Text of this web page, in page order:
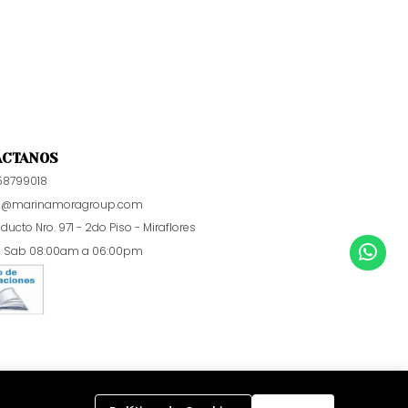
Nro. 971 - 2do Piso - Miraflores
Sab 08:00am a 06:00pm